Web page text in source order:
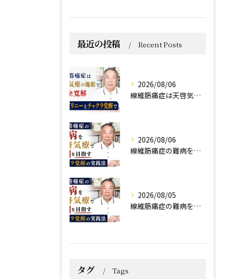
最近の投稿 Recent Posts
2026/08/06
線維筋痛症は天啓気療の施術で完全寛解 クンダリニーとチャクラ覚醒で
2026/08/06
線維筋痛症の難病を天啓気療で寛解を目指すチャクラ覚醒の実践法
2026/08/05
線維筋痛症の難病を天啓気療で寛解を目指すチャクラ覚醒の実践法
タグ Tags